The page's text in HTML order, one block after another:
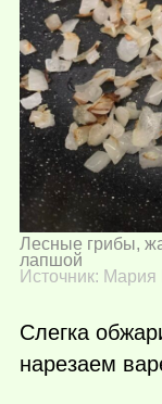
Лесные грибы,
лапшой
Источник:
Слегка
нарезаем